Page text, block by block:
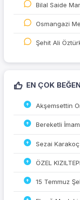
Bilal Saide
Osmangazi
Şehit Ali
EN ÇOK
Akşemsettin
Bereketli
Sezai
ÖZEL
15 Temmuz